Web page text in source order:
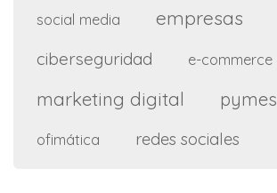
social media empresas
ciberseguridad e-commerce
marketing digital pymes
ofimática redes sociales